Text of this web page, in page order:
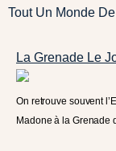
Tout Un Monde
La Grenade Le
On retrouve souvent
Madone à la Grenade